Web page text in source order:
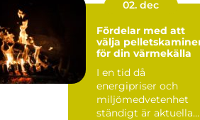
02. dec
Fördelar med att
välja
för din värmekälla
I en tid då
energipriser och
miljömedvetenhet
ständigt är aktuella